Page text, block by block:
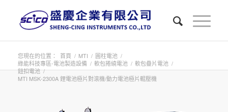
您現在的位置： 首頁 / MTI / 圓柱電池 /
綠能科技專區-電池製造設備 / 軟包捲繞電池 / 軟包疊片電池 /
鈕扣電池 /
MTI MSK-2300A 鋰電池極片對滾機/動力電池極片輥壓機